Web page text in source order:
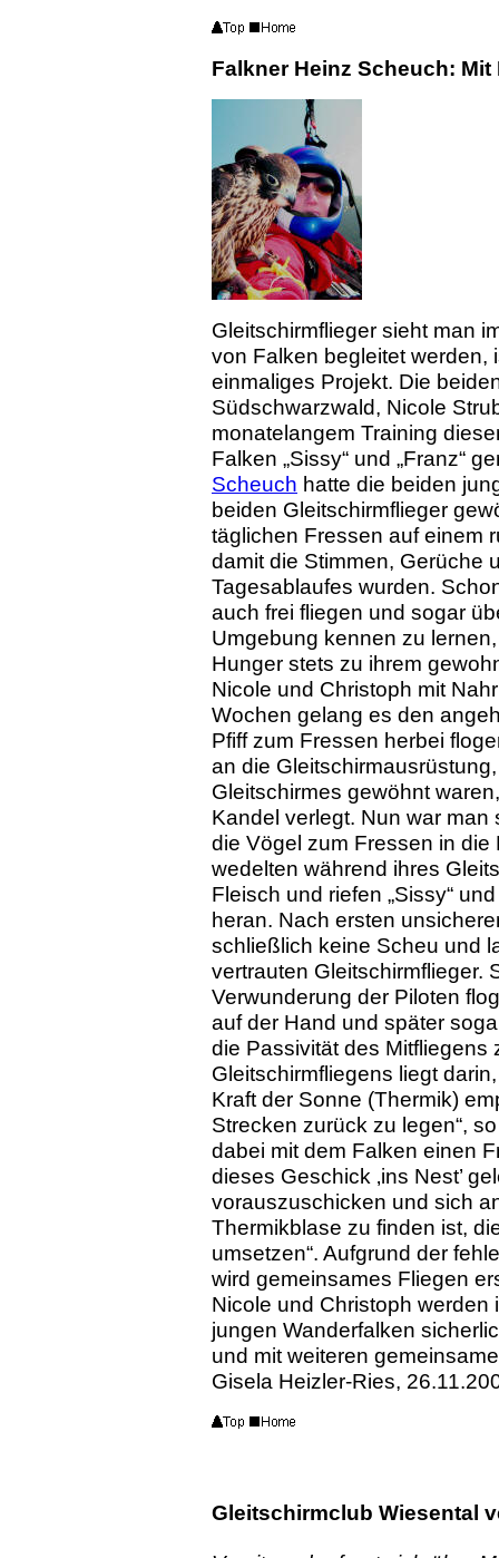
Falkner Heinz Scheuch: Mit
Gleitschirmflieger sieht man
von Falken begleitet werden,
einmaliges Projekt. Die
Südschwarzwald, Nicole
monatelangem Training
Falken „Sissy“ und „Franz“
Scheuch hatte die beiden
beiden Gleitschirmflieger
täglichen Fressen auf einem
damit die Stimmen, Gerüche
Tagesablaufes wurden.
auch frei fliegen und sogar
Umgebung kennen zu
Hunger stets zu ihrem
Nicole und Christoph mit
Wochen gelang es den
Pfiff zum Fressen herbei
an die
Gleitschirmes gewöhnt
Kandel verlegt. Nun war
die Vögel zum Fressen in
wedelten während ihres
Fleisch und riefen „Sissy“
heran. Nach ersten
schließlich keine Scheu und
vertrauten Gleitschirmflieger.
Verwunderung der Piloten
auf der Hand und später
die Passivität des Mit­fliegens
Gleitschirmfliegens liegt
Kraft der Sonne (Thermik)
Strecken zurück zu legen“,
dabei mit dem Falken einen
dieses Ge­schick ‚ins Nest’
vorauszuschicken und sich
Thermikblase zu finden ist,
umsetzen“. Aufgrund der
wird gemeinsames Fliegen
Nicole und Christoph
jungen Wanderfalken
und mit weiteren
Gisela Heizler-Ries,
Gleitschirmclub Wiesental